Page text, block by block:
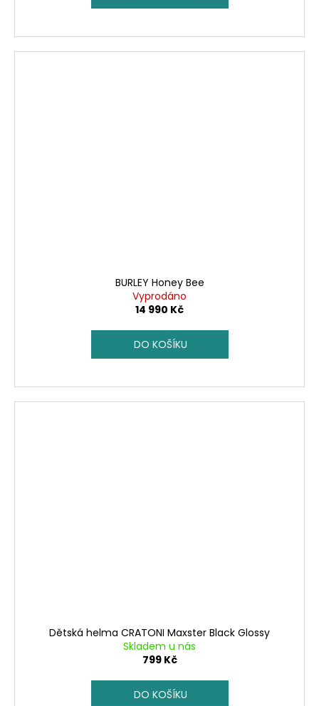
BURLEY Honey Bee
Vyprodáno
14 990 Kč
DO KOŠÍKU
Dětská helma CRATONI Maxster Black Glossy
Skladem u nás
799 Kč
DO KOŠÍKU